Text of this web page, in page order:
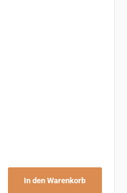
In den Warenkorb